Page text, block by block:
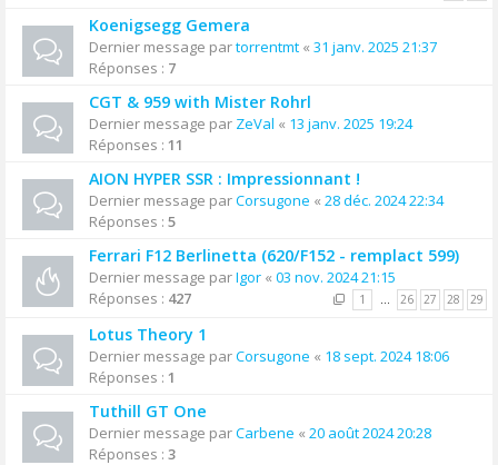
Koenigsegg Gemera
Dernier message partorrentmt « 31 janv. 2025 21:37
Réponses : 7
CGT & 959 with Mister Rohrl
Dernier message par ZeVal « 13 janv. 2025 19:24
Réponses : 11
AION HYPER SSR : Impressionnant !
Dernier message parCorsugone « 28 déc. 2024 22:34
Réponses : 5
Ferrari F12 Berlinetta (620/F152 - remplact 599)
Dernier message parIgor « 03 nov. 2024 21:15
Réponses : 427 1 … 26 27 28 29
Lotus Theory 1
Dernier message parCorsugone « 18 sept. 2024 18:06
Réponses : 1
Tuthill GT One
Dernier message parCarbene « 20 août 2024 20:28
Réponses : 3